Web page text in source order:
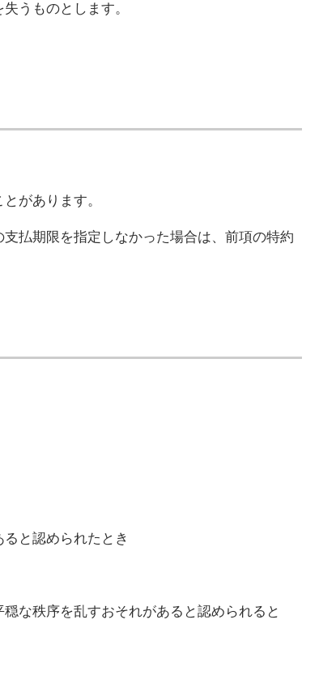
うものとします。
があります。
払期限を指定しなかった場合は、前項の特約
と認められたとき
な秩序を乱すおそれがあると認められると